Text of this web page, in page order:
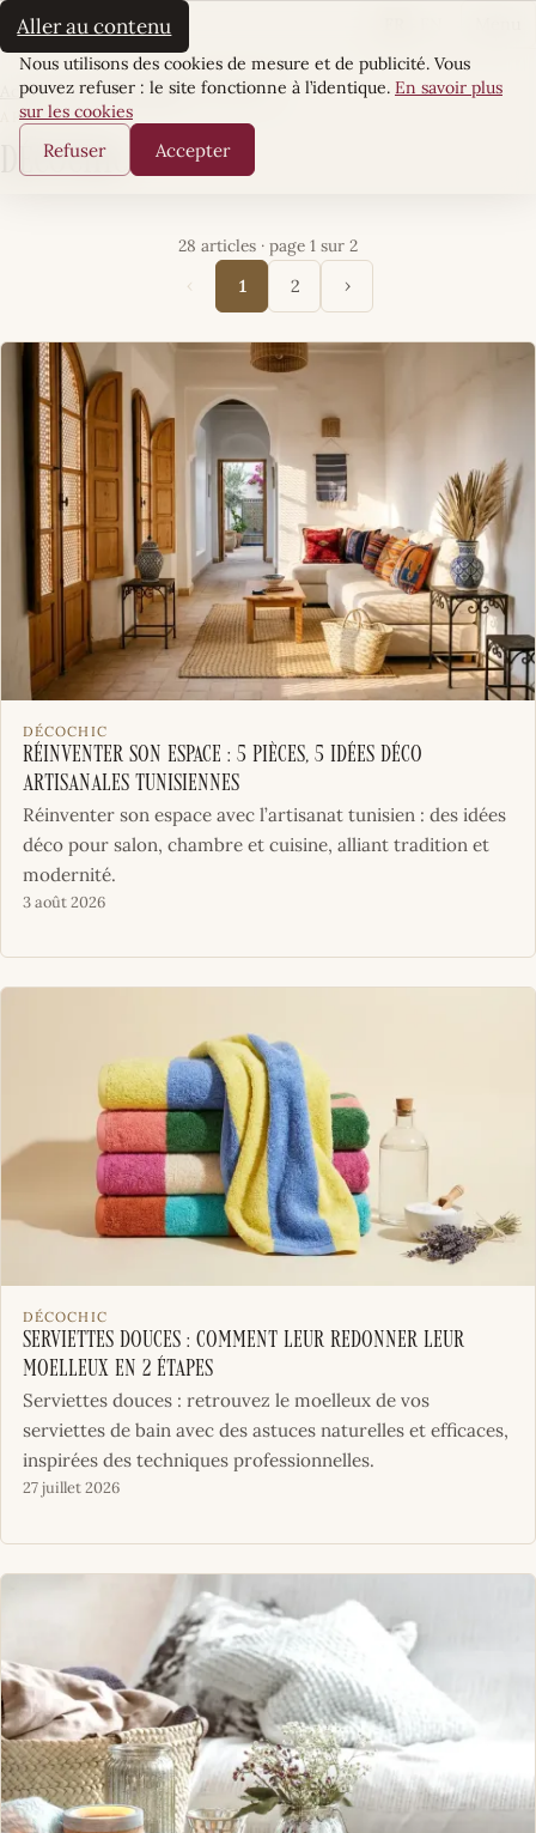
Aller au contenu
La Sultane
Accueil·Écrin Quotidien· DécoChic
ARTICLES
DécoChic
28 articles · page 1 sur 2
‹
1 2 ›
DÉCOCHIC
Réinventer son espace : 5 pièces, 5 idées déco
artisanales tunisiennes
Réinventer son espace avec l’artisanat tunisien : des idées
déco pour salon, chambre et cuisine, alliant tradition et
modernité.
3 août 2026
DÉCOCHIC
Serviettes douces : comment leur redonner leur
moelleux en 2 étapes
Serviettes douces : retrouvez le moelleux de vos
serviettes de bain avec des astuces naturelles et efficaces,
inspirées des techniques professionnelles.
27 juillet 2026
Cookies
Nous utilisons des cookies de mesure et de publicité. Vous
pouvez refuser : le site fonctionne à l’identique. En savoir plus
sur les cookies
Refuser Accepter